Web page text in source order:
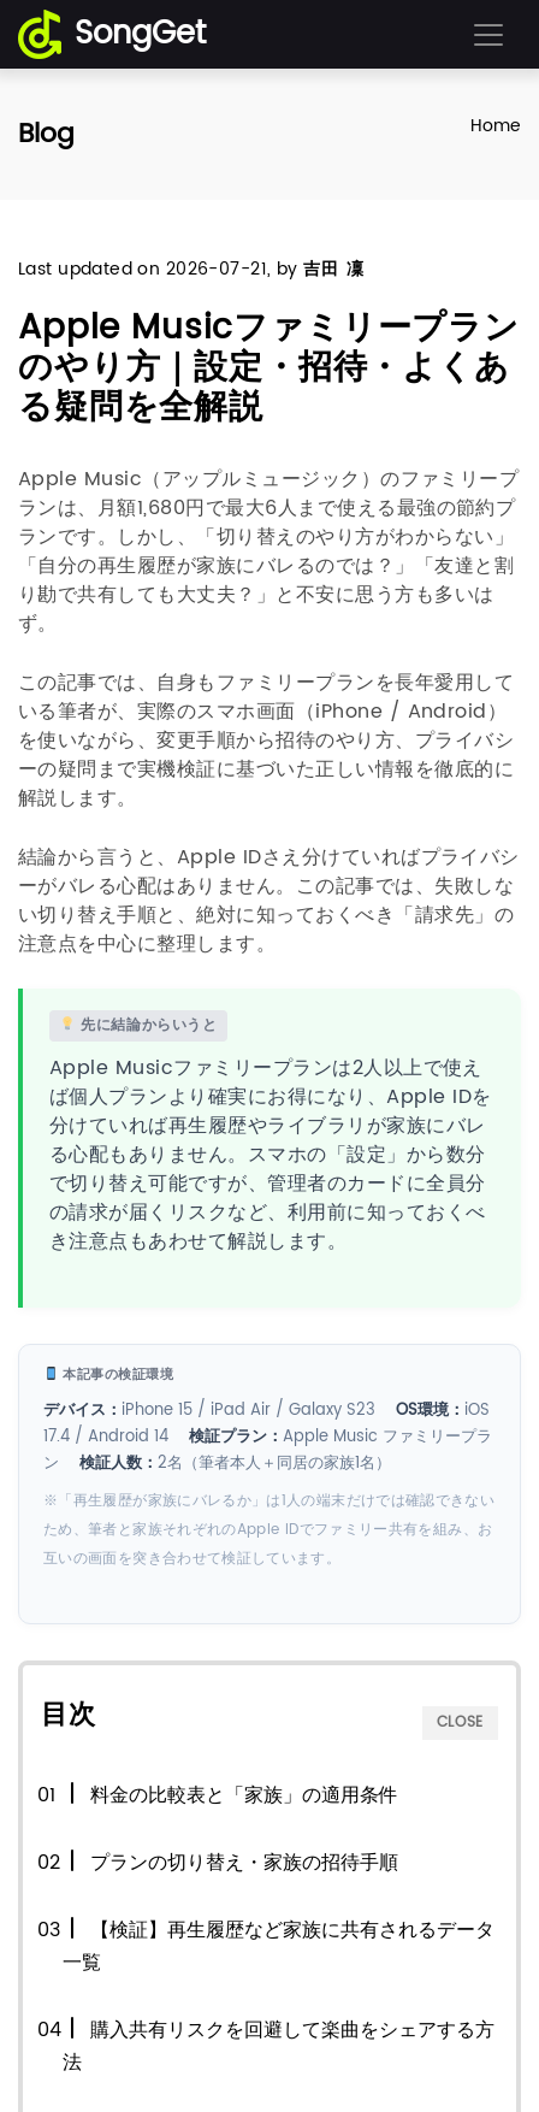
SongGet
Blog Home
Last updated on 2026-07-21, by吉田 凜
Apple Musicファミリープラン
のやり方｜設定・招待・よくあ
る疑問を全解説
Apple Music（アップルミュージック）のファミリープ
ランは、月額1,680円で最大6人まで使える最強の節約プ
ランです。しかし、「切り替えのやり方がわからない」
「自分の再生履歴が家族にバレるのでは？」「友達と割
り勘で共有しても大丈夫？」と不安に思う方も多いは
ず。
この記事では、自身もファミリープランを長年愛用して
いる筆者が、実際のスマホ画面（iPhone / Android）
を使いながら、変更手順から招待のやり方、プライバシ
ーの疑問まで実機検証に基づいた正しい情報を徹底的に
解説します。
結論から言うと、Apple IDさえ分けていればプライバシ
ーがバレる心配はありません。この記事では、失敗しな
い切り替え手順と、絶対に知っておくべき「請求先」の
注意点を中心に整理します。
先に結論からいうと
Apple Musicファミリープランは2人以上で使え
ば個人プランより確実にお得になり、Apple IDを
分けていれば再生履歴やライブラリが家族にバレ
る心配もありません。スマホの「設定」から数分
で切り替え可能ですが、管理者のカードに全員分
の請求が届くリスクなど、利用前に知っておくべ
き注意点もあわせて解説します。
本記事の検証環境
デバイス： iPhone 15 / iPad Air / Galaxy S23 OS環境： iOS
17.4 / Android 14 検証プラン： Apple Music ファミリープラ
ン 検証人数： 2名（筆者本人＋同居の家族1名）
※「再生履歴が家族にバレるか」は1人の端末だけでは確認できない
ため、筆者と家族それぞれのApple IDでファミリー共有を組み、お
互いの画面を突き合わせて検証しています。
目次 CLOSE
料金の比較表と「家族」の適用条件
プランの切り替え・家族の招待手順
【検証】再生履歴など家族に共有されるデータ
一覧
購入共有リスクを回避して楽曲をシェアする方
法